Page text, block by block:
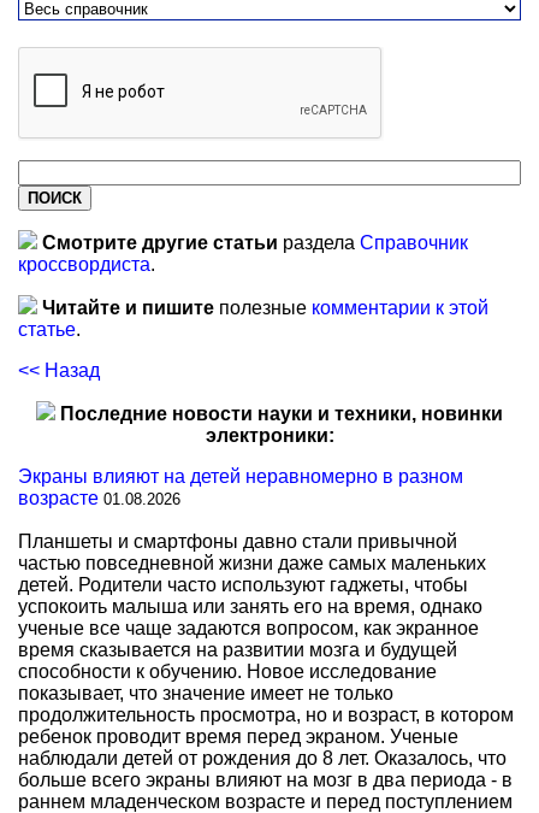
Смотрите другие статьи раздела Справочник
кроссвордиста.
Читайте и пишите полезные комментарии к этой
статье.
<< Назад
Последние новости науки и техники, новинки
электроники:
Экраны влияют на детей неравномерно в разном
возрасте 01.08.2026
Планшеты и смартфоны давно стали привычной
частью повседневной жизни даже самых маленьких
детей. Родители часто используют гаджеты, чтобы
успокоить малыша или занять его на время, однако
ученые все чаще задаются вопросом, как экранное
время сказывается на развитии мозга и будущей
способности к обучению. Новое исследование
показывает, что значение имеет не только
продолжительность просмотра, но и возраст, в котором
ребенок проводит время перед экраном. Ученые
наблюдали детей от рождения до 8 лет. Оказалось, что
больше всего экраны влияют на мозг в два периода - в
раннем младенческом возрасте и перед поступлением